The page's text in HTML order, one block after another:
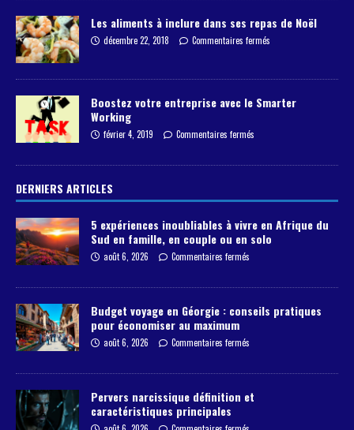
Les aliments à inclure dans ses repas de Noël
décembre 22, 2018 Commentaires fermés
Boostez votre entreprise avec le Smarter
Working
février 4, 2019 Commentaires fermés
DERNIERS ARTICLES
5 expériences inoubliables à vivre en Afrique du
Sud en famille, en couple ou en solo
août 6, 2026 Commentaires fermés
Budget voyage en Géorgie : conseils pratiques
pour économiser au maximum
août 6, 2026 Commentaires fermés
Pervers narcissique définition et
caractéristiques principales